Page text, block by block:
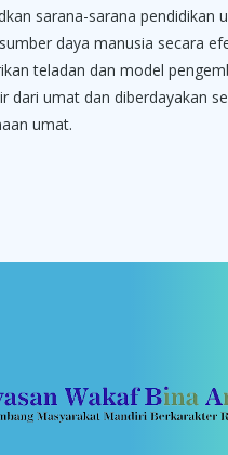
sarana-sarana pendidikan
daya manusia secara
teladan dan model
dari umat dan diberdayakan
umat.